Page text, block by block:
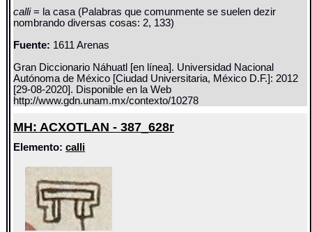
calli= la casa (Palabras que comunmente se suelen dezir
nombrando diversas cosas: 2, 133)
Fuente: 1611 Arenas
Gran Diccionario Náhuatl [en línea]. Universidad Nacional
Autónoma de México [Ciudad Universitaria, México D.F.]: 2012
[29-08-2020]. Disponible en la Web
http://www.gdn.unam.mx/contexto/10278
MH: ACXOTLAN - 387_628r
Elemento:calli